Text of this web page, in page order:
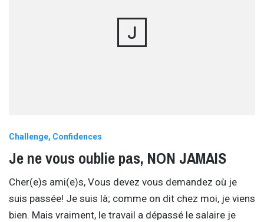
J
Challenge Confidences
Je ne vous oublie pas, NON JAMAIS
Cher(e)s ami(e)s, Vous devez vous demandez où je
suis passée! Je suis là; comme on dit chez moi, je viens
bien. Mais vraiment, le travail a dépassé le salaire je